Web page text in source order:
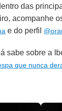
das
acompanhe
e do perfil
sabe sobre a
que nunca